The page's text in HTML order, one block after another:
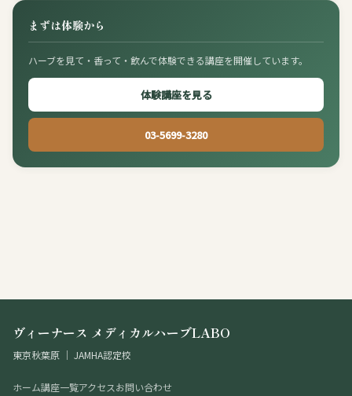
まずは体験から
ハーブを見て・香って・飲んで体験できる講座を開催しています。
体験講座を見る
03-5699-3280
ヴィーナース メディカルハーブLABO
東京秋葉原 ｜ JAMHA認定校
ホーム講座一覧アクセスお問い合わせ